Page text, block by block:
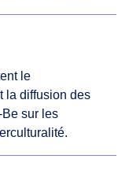
le
la diffusion des
Be sur les